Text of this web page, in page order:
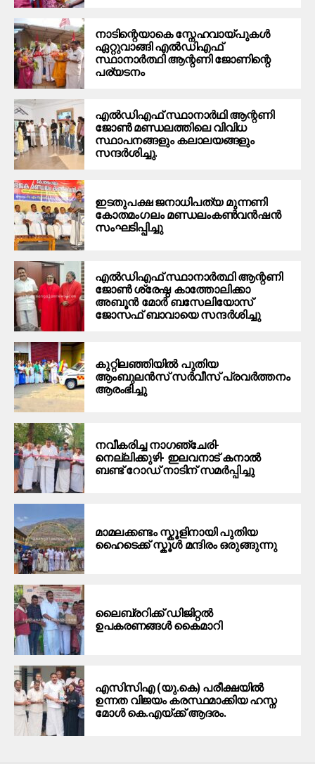
നാടിന്റെയാകെ സ്നേഹവായ്പുകൾ
ഏറ്റുവാങ്ങി എൽഡിഎഫ്
സ്ഥാനാർത്ഥി ആന്റണി ജോണിന്റെ
പര്യടനം
എൽഡിഎഫ് സ്ഥാനാർഥി ആന്റണി
ജോൺ മണ്ഡലത്തിലെ വിവിധ
സ്ഥാപനങ്ങളും കലാലയങ്ങളും
സന്ദർശിച്ചു.
ഇടതുപക്ഷ ജനാധിപത്യ മുന്നണി
കോതമംഗലം മണ്ഡലംകൺവൻഷൻ
സംഘടിപ്പിച്ചു
എൽഡിഎഫ് സ്ഥാനാർത്ഥി ആന്റണി
ജോൺ ശ്രേഷ്ഠ കാത്തോലിക്കാ
അബൂൻ മോർ ബസേലിയോസ്
ജോസഫ് ബാവായെ സന്ദർശിച്ചു
കുറ്റിലഞ്ഞിയിൽ പുതിയ
ആംബുലൻസ് സർവീസ് പ്രവർത്തനം
ആരംഭിച്ചു
നവീകരിച്ച നാഗഞ്ചേരി-
നെല്ലിക്കുഴി- ഇലവനാട് കനാൽ
ബണ്ട് റോഡ് നാടിന് സമർപ്പിച്ചു
മാമലക്കണ്ടം സ്കൂളിനായി പുതിയ
ഹൈടെക്ക് സ്കൂൾ മന്ദിരം ഒരുങ്ങുന്നു
ലൈബ്രറിക്ക് ഡിജിറ്റൽ
ഉപകരണങ്ങൾ കൈമാറി
എസിസിഎ (യു.കെ) പരീക്ഷയിൽ
ഉന്നത വിജയം കരസ്ഥമാക്കിയ ഹസ്ന
മോൾ കെ.എയ്ക്ക് ആദരം.